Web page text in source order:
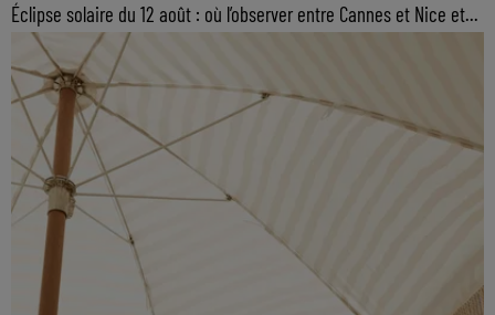
Éclipse solaire du 12 août : où l’observer entre Cannes et Nice et...